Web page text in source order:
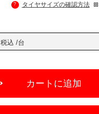
? タイヤサイズの確認方法
税込 /台
カートに追加